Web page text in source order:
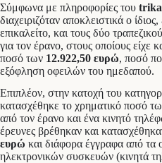
Σύμφωνα με πληροφορίες του
διαχειριζόταν αποκλειστικά ο
επικαλείτο, και τους δύο
για τον έρανο, στους οποίους είχε
ποσό των 12.922,50 ευρώ, ποσό
εξόφληση οφειλών του ημεδαπού.
Επιπλέον, στην κατοχή του
κατασχέθηκε το χρηματικό ποσό
από τον έρανο και ένα κινητό
έρευνες βρέθηκαν και
ευρώ και διάφορα έγγραφα από τα
ηλεκτρονικών συσκευών (κινητά